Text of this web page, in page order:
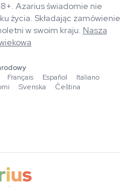
Azarius świadomie nie
życia. Składając zamówienie
w swoim kraju. Nasza
·Français ·Español ·Italiano
·
·Svenska ·Čeština